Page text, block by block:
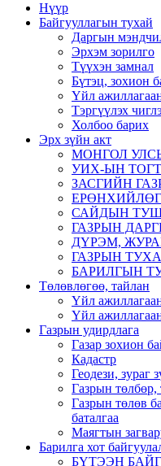
Нүүр
Байгууллагын тухай
Даргын
Эрхэм зорилго
Түүхэн замнал
Бүтэц, зохион
Үйл
Тэргүүлэх
Холбоо барих
Эрх зүйн акт
МОНГОЛ
УИХ-ЫН
ЗАСГИЙН
САЙДЫН
ГАЗРЫН
ДҮРЭМ,
ГАЗРЫН
БАРИЛГЫН
Төлөвлөгөө, тайлан
Үйл
Үйл
Газрын удирдлага
Газар зохион
Кадастр
Геодези, зураг
Газрын төлбөр,
Газрын төлөв
баталгаа
Маягтын
Барилга хот
БҮТЭЭН